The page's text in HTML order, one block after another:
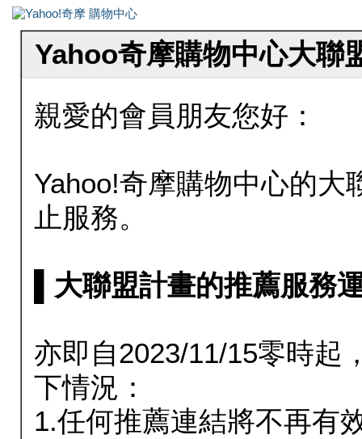
Yahoo奇摩購物中心大聯
親愛的會員朋友您好：
Yahoo!奇摩購物中心的大
止服務。
▌大聯盟計畫的推薦服務
亦即自2023/11/15零時起
下情況：
1.任何推薦連結將不再有